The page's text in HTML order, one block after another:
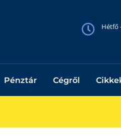
Hétfő
Pénztár Cégről